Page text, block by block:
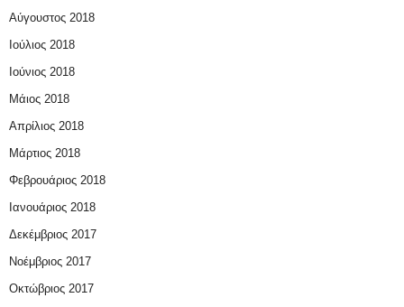
Αύγουστος 2018
Ιούλιος 2018
Ιούνιος 2018
Μάιος 2018
Απρίλιος 2018
Μάρτιος 2018
Φεβρουάριος 2018
Ιανουάριος 2018
Δεκέμβριος 2017
Νοέμβριος 2017
Οκτώβριος 2017